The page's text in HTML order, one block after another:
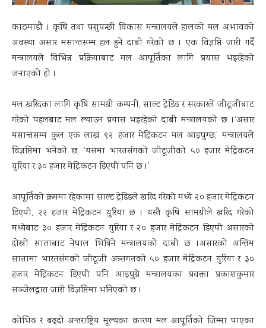
काठमाडौं । कृषि तथा पशुपन्छी विकास मन्त्रालयले हालको मल अभावको
अवस्था असार मसान्तसम्म हल हुने दाबी गरेको छ । एक विज्ञप्ति जारी गर्दै
मन्त्रालयले विभिन्न प्रक्रियाबाट मल आपूर्तिका लागि प्रयास भइरहेको
जनाएको हो ।
मल खरिदका लागि कृषि सामग्री कम्पनी, साल्ट ट्रेडिङ र सरकारले जीटूजीबाट
गरेको पहलबाट मल ल्याउन प्रयास भइरहेको दाबी मन्त्रालयको छ ।‘असार
मसान्तसम्म कुल एक लाख ९२ हजार मेट्रिकटन मल आइपुग्छ,’ मन्त्रालयले
विज्ञप्तिमा भनेको छ, ‘यसमा भारतसंगको जीटूजीको ५० हजार मेट्रिकटन
युरिया र ३० हजार मेट्रिकटन डिएपी पनि छ ।’
आपूर्तिको क्रममा रहेकामा साल्ट ट्रेडिङले खरिद गरेको मध्ये २० हजार मेट्रिकटन
डिएपी, २२ हजार मेट्रिकटन युरिया छ । यस्तै कृषि सामग्रीले खरिद गरेको
मध्येबाट ३० हजार मेट्रिकटन युरिया र २० हजार मेट्रिकटन डिएपी असारको
दोस्रो साताबाट नेपाल भित्रिने मन्त्रालयको दाबी छ ।असारको अन्तिम
सातामा भारतसंगको जीटूजी अन्र्तगतको ५० हजार मेट्रिकटन युरिया र ३०
हजार मेट्रिकटन डिएपी पनि आइपुग्ने मन्त्रालयका प्रवक्ता प्रकाशकुमार
सञ्जेलद्वारा जारी विज्ञप्तिमा भनिएको छ ।
कोभिढ र बढ्दो अन्तराष्ट्रिय मूल्यका कारण मल आपूर्तिको जिम्मा पाएका